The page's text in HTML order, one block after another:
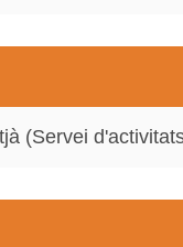
(Servei